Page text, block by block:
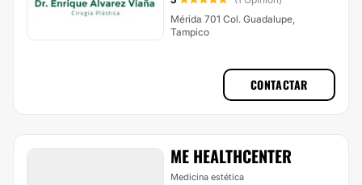
Mérida 701 Col. Guadalupe,
Tampico
CONTACTAR
ME HEALTHCENTER
Medicina estética